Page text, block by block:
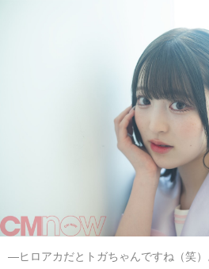
―ヒロアカだとトガちゃんですね（笑）